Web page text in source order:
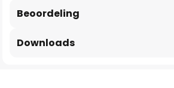
Beoordeling
Downloads